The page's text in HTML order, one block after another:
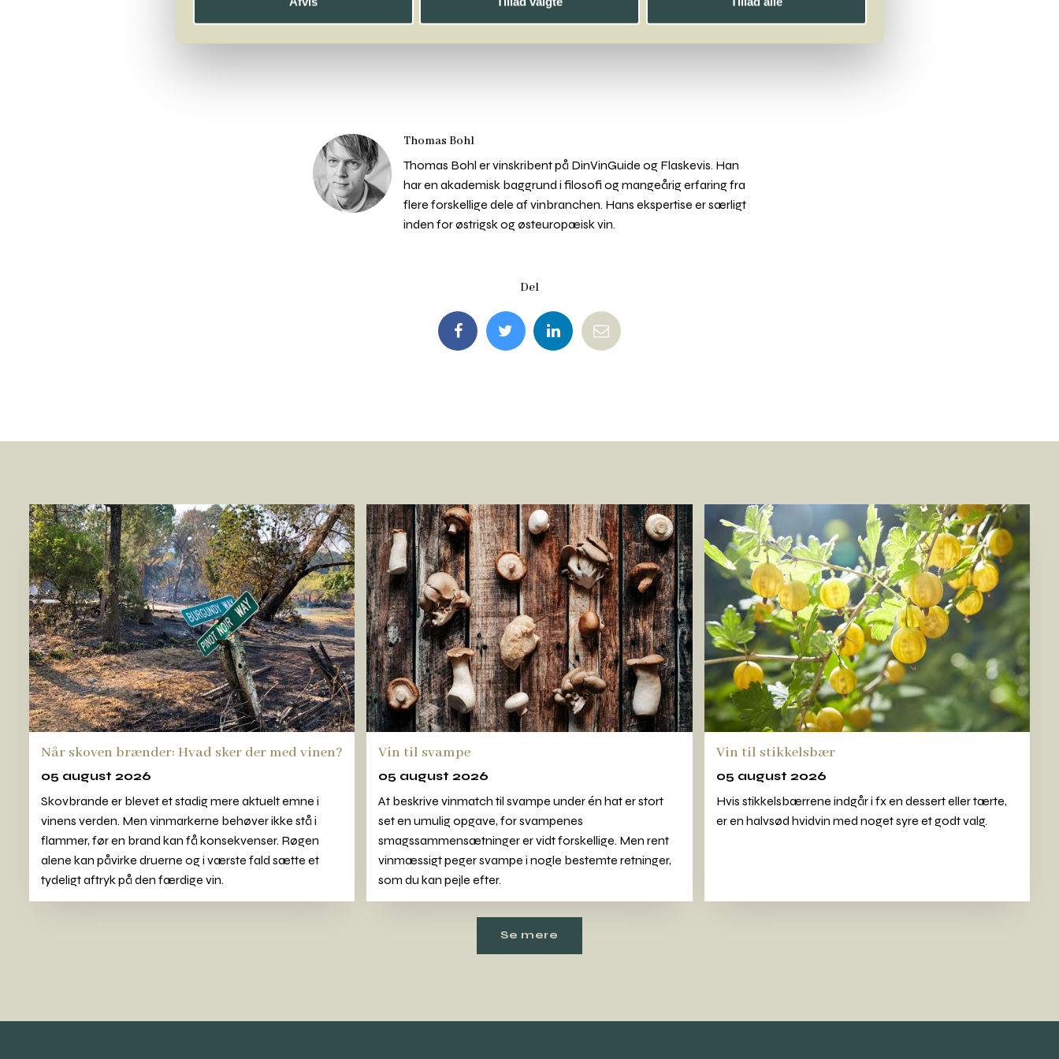
Thomas Bohl
Thomas Bohl er vinskribent på DinVinGuide og Flaskevis. Han
har en akademisk baggrund i filosofi og mangeårig erfaring fra
flere forskellige dele af vinbranchen. Hans ekspertise er særligt
inden for østrigsk og østeuropæisk vin.
Del
Når skoven brænder: Hvad sker der med vinen?
05 august 2026
Skovbrande er blevet et stadig mere aktuelt emne i
vinens verden. Men vinmarkerne behøver ikke stå i
flammer, før en brand kan få konsekvenser. Røgen
alene kan påvirke druerne og i værste fald sætte et
tydeligt aftryk på den færdige vin.
Vin til svampe
05 august 2026
At beskrive vinmatch til svampe under én hat er stort
set en umulig opgave, for svampenes
smagssammensætninger er vidt forskellige. Men rent
vinmæssigt peger svampe i nogle bestemte retninger,
som du kan pejle efter.
Vin til stikkelsbær
05 august 2026
Hvis stikkelsbærrene indgår i fx en dessert eller tærte,
er en halvsød hvidvin med noget syre et godt valg.
Se mere